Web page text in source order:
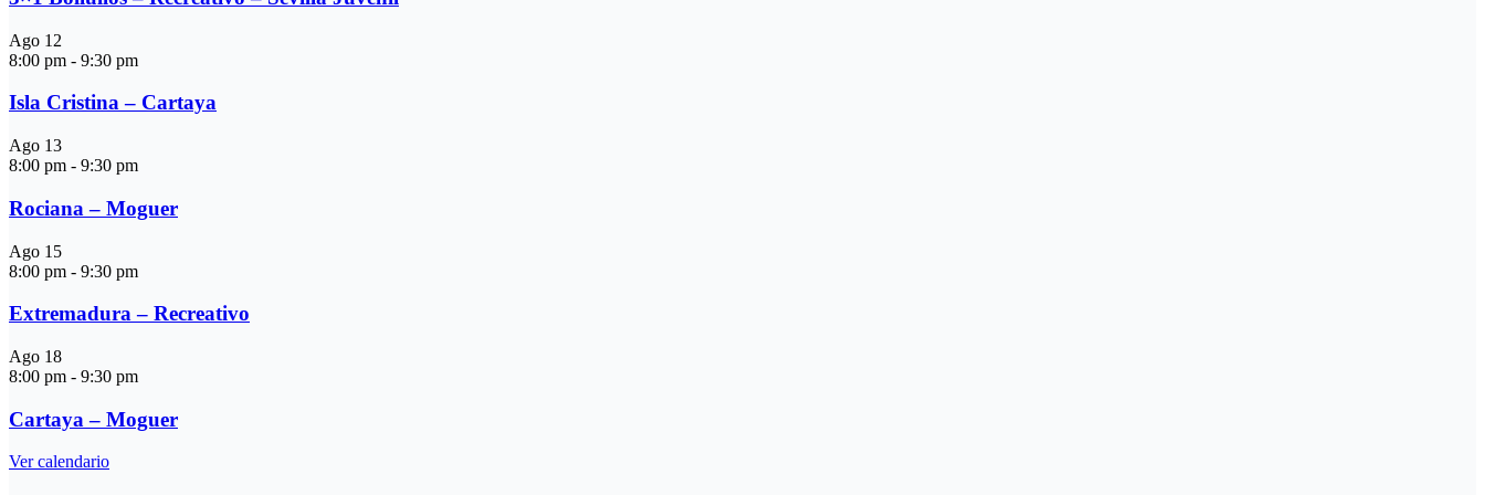
Ago 12
8:00 pm - 9:30 pm
Isla Cristina – Cartaya
Ago 13
8:00 pm - 9:30 pm
Rociana – Moguer
Ago 15
8:00 pm - 9:30 pm
Extremadura – Recreativo
Ago 18
8:00 pm - 9:30 pm
Cartaya – Moguer
Ver calendario